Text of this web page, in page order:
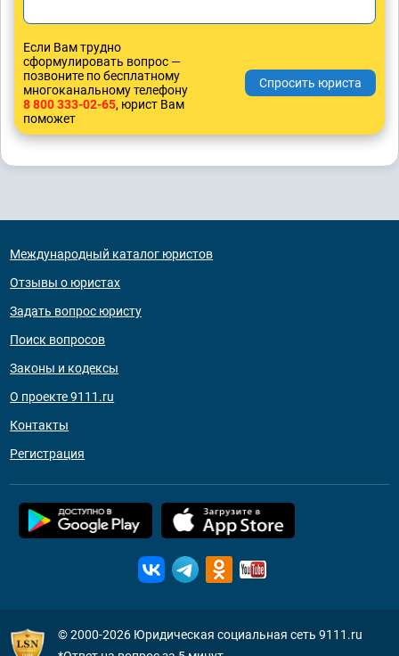
Если Вам трудно
сформулировать вопрос —
позвоните по бесплатному
многоканальному телефону
8 800 333-02-65, юрист Вам
поможет
Международный каталог юристов
Отзывы о юристах
Задать вопрос юристу
Поиск вопросов
Законы и кодексы
О проекте 9111.ru
Контакты
Регистрация
© 2000-2026 Юридическая социальная сеть 9111.ru